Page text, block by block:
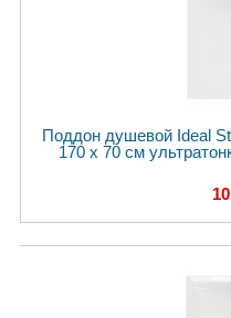
Поддон душевой Ideal
170 x 70 см